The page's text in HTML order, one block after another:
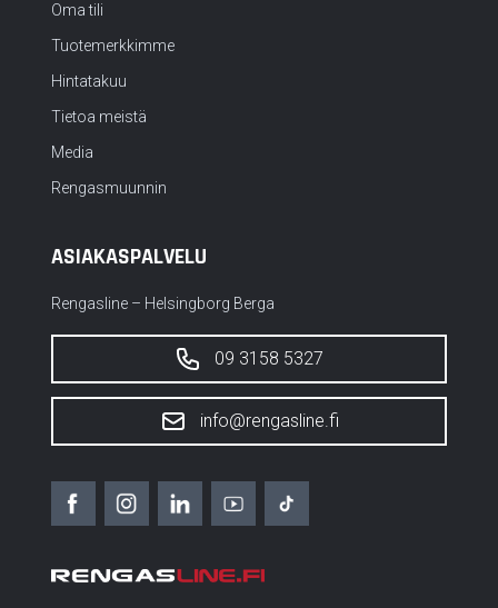
Oma tili
Tuotemerkkimme
Hintatakuu
Tietoa meistä
Media
Rengasmuunnin
ASIAKASPALVELU
Rengasline – Helsingborg Berga
09 3158 5327
info@rengasline.fi